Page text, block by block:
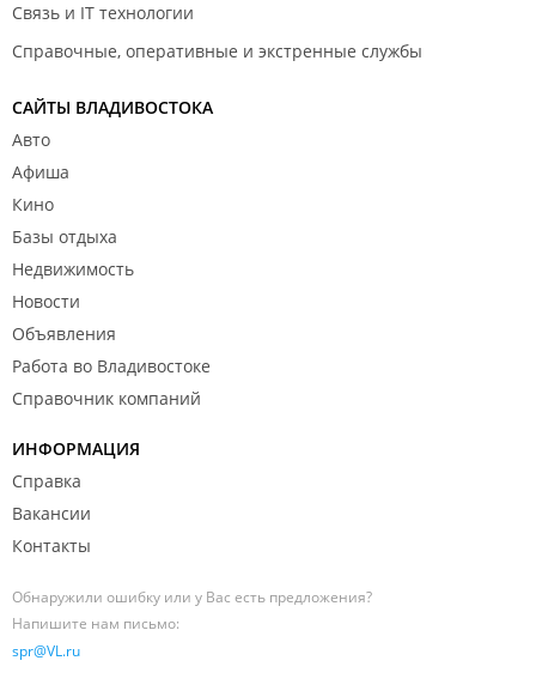
Связь и IT технологии
Справочные, оперативные и экстренные службы
САЙТЫ ВЛАДИВОСТОКА
Авто
Афиша
Кино
Базы отдыха
Недвижимость
Новости
Объявления
Работа во Владивостоке
Справочник компаний
ИНФОРМАЦИЯ
Справка
Вакансии
Контакты
Обнаружили ошибку или у Вас есть предложения?
Напишите нам письмо:
spr@VL.ru